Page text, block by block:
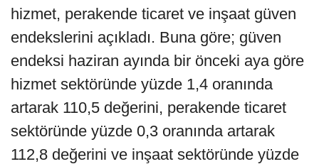
hizmet, perakende ticaret ve inşaat güven
endekslerini açıkladı. Buna göre; güven
endeksi haziran ayında bir önceki aya göre
hizmet sektöründe yüzde 1,4 oranında
artarak 110,5 değerini, perakende ticaret
sektöründe yüzde 0,3 oranında artarak
112,8 değerini ve inşaat sektöründe yüzde